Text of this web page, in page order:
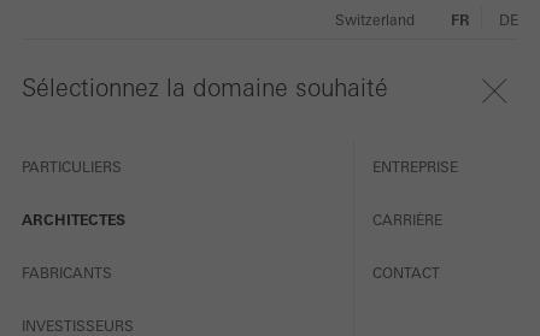
Sélectionnez la domaine souhaité
PARTICULIERS
ARCHITECTES
FABRICANTS
INVESTISSEURS
ENTREPRISE
CARRIÈRE
CONTACT
Switzerland FR DE